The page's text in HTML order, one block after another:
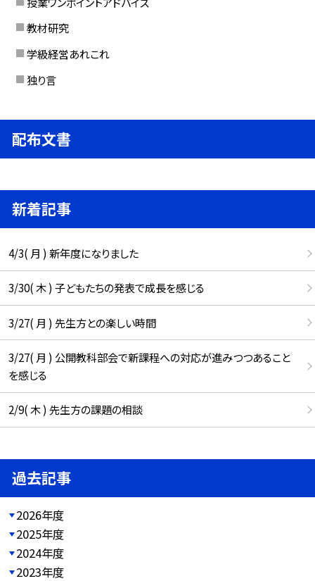
教材研究
学級経営あれこれ
独り言
配布文書
新着記事
4/3( 月 ) 新年度になりました
3/30( 木 ) 子どもたちの発表で成長を感じる
3/27( 月 ) 先生方との楽しい時間
3/27( 月 ) 公開教科部会で新課程への対応が進みつつあること
を感じる
2/9( 木 ) 先生方の課題の相談
過去記事
2026年度
2025年度
2024年度
2023年度